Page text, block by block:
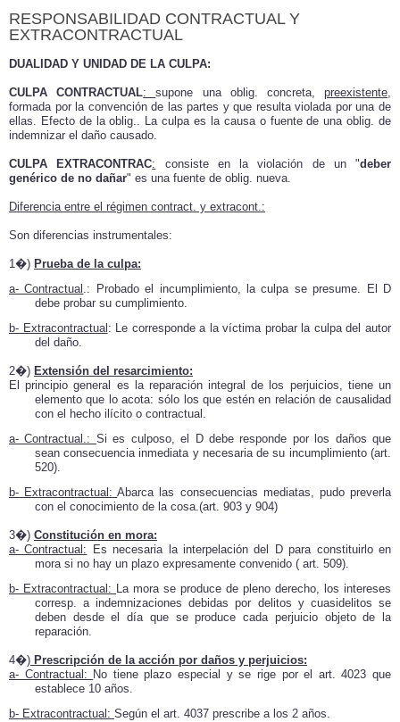
RESPONSABILIDAD CONTRACTUAL Y
EXTRACONTRACTUAL
DUALIDAD Y UNIDAD DE LA CULPA:
CULPA CONTRACTUAL:supone una oblig. concreta,preexistente,
formada por la convención de las partes y que resulta violada por una de
ellas. Efecto de la oblig.. La culpa es la causa o fuente de una oblig. de
indemnizar el daño causado.
CULPA EXTRACONTRAC: consiste en la violación de un "deber
genérico de no dañar" es una fuente de oblig. nueva.
Diferencia entre el régimen contract. y extracont.:
Son diferencias instrumentales:
1�) Prueba de la culpa:
a- Contractual .: Probado el incumplimiento, la culpa se presume. El D
debe probar su cumplimiento.
b- Extracontractual : Le corresponde a la víctima probar la culpa del autor
del daño.
2�) Extensión del resarcimiento:
El principio general es la reparación integral de los perjuicios, tiene un
elemento que lo acota: sólo los que estén en relación de causalidad
con el hecho ilícito o contractual.
a- Contractual.: Si es culposo, el D debe responde por los daños que
sean consecuencia inmediata y necesaria de su incumplimiento (art.
520).
b- Extracontractual:Abarca las consecuencias mediatas, pudo preverla
con el conocimiento de la cosa.(art. 903 y 904)
3�) Constitución en mora:
a- Contractual: Es necesaria la interpelación del D para constituirlo en
mora si no hay un plazo expresamente convenido ( art. 509).
b- Extracontractual: La mora se produce de pleno derecho, los intereses
corresp. a indemnizaciones debidas por delitos y cuasidelitos se
deben desde el día que se produce cada perjuicio objeto de la
reparación.
4�) Prescripción de la acción por daños y perjuicios:
a- Contractual: No tiene plazo especial y se rige por el art. 4023 que
establece 10 años.
b- Extracontractual: Según el art. 4037 prescribe a los 2 años.